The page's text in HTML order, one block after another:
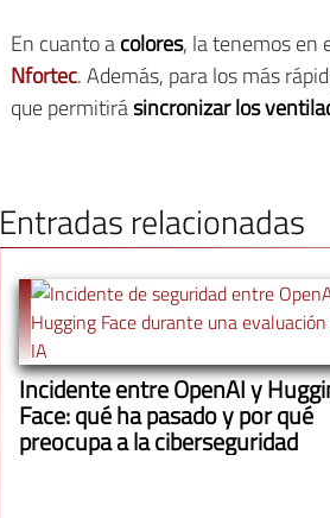
En cuanto acolores, la tenemos en
Nfortec. Además, para los más
que permitirásincronizar los
Entradas relacionadas
Incidente entre OpenAI y
Face: qué ha pasado y por qué
preocupa a la ciberseguridad